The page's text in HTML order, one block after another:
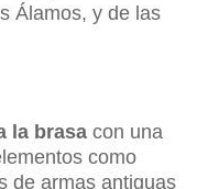
Álamos, y de las
la brasa con una
como
de armas antiguas